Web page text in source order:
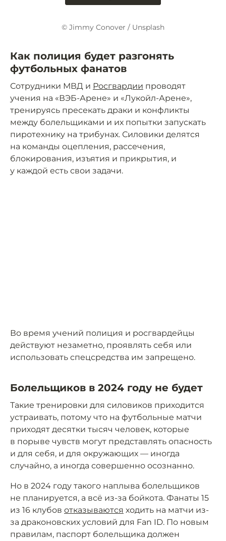
© Jimmy Conover / Unsplash
Как полиция будет разгонять
футбольных фанатов
Сотрудники МВД и Росгвардии проводят
учения на «ВЭБ-Арене» и «Лукойл-Арене»,
тренируясь пресекать драки и конфликты
между болельщиками и их попытки запускать
пиротехнику на трибунах. Силовики делятся
на команды оцепления, рассечения,
блокирования, изъятия и прикрытия, и
у каждой есть свои задачи.
Во время учений полиция и росгвардейцы
действуют незаметно, проявлять себя или
использовать спецсредства им запрещено.
Болельщиков в 2024 году не будет
Такие тренировки для силовиков приходится
устраивать, потому что на футбольные матчи
приходят десятки тысяч человек, которые
в порыве чувств могут представлять опасность
и для себя, и для окружающих — иногда
случайно, а иногда совершенно осознанно.
Но в 2024 году такого наплыва болельщиков
не планируется, а всё из-за бойкота. Фанаты 15
из 16 клубов отказываются ходить на матчи из-
за драконовских условий для Fan ID. По новым
правилам, паспорт болельщика должен